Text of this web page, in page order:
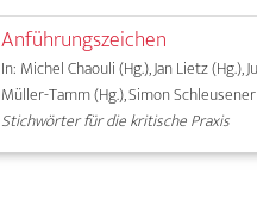
Anführungszeichen
In: Michel Chaouli (Hg.), Jan Lietz (Hg.),
Müller-Tamm (Hg.), Simon Schleusener
Stichwörter für die kritische Praxis